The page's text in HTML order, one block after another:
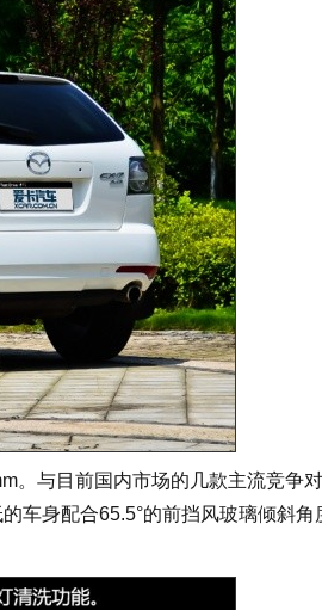
。与目前国内市场的几款主流竞争
车身配合65.5°的前挡风玻璃倾斜角